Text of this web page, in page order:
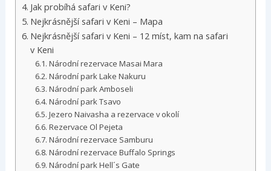
Jak probíhá safari v Keni?
Nejkrásnější safari v Keni – Mapa
Nejkrásnější safari v Keni – 12 míst, kam na safari
v Keni
Národní rezervace Masai Mara
Národní park Lake Nakuru
Národní park Amboseli
Národní park Tsavo
Jezero Naivasha a rezervace v okolí
Rezervace Ol Pejeta
Národní rezervace Samburu
Národní rezervace Buffalo Springs
Národní park Hell´s Gate